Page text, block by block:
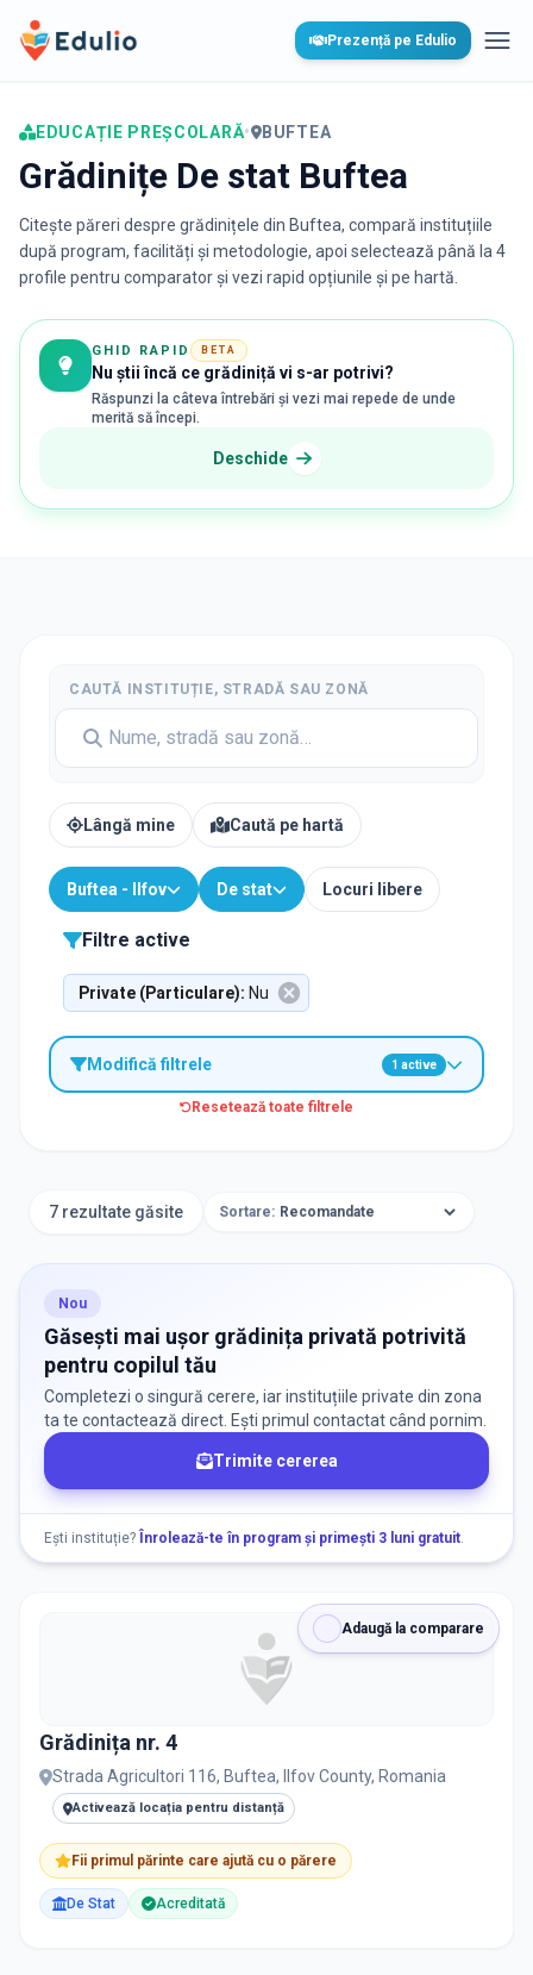
Edulio Prezență pe Edulio
EDUCAȚIE PREȘCOLARĂ• BUFTEA
Grădinițe De stat Buftea
Citește păreri despre grădinițele din Buftea, compară instituțiile
după program, facilități și metodologie, apoi selectează până la 4
profile pentru comparator și vezi rapid opțiunile și pe hartă.
GHID RAPID BETA
Nu știi încă ce grădiniță vi s-ar potrivi?
Răspunzi la câteva întrebări și vezi mai repede de unde
merită să începi.
Deschide
CAUTĂ INSTITUȚIE, STRADĂ SAU ZONĂ
Lângă mine Caută pe hartă
Buftea - Ilfov De stat Locuri libere
Filtre active
Private (Particulare): Nu
Modifică filtrele 1 active
Resetează toate filtrele
Nu există informații despre locuri libere
Nu există informații despre job-uri
PRIVAT / DE STAT
Toate Private De stat
7 rezultate găsite Sortare:
Nou
Găsești mai ușor grădinița privată potrivită
pentru copilul tău
Completezi o singură cerere, iar instituțiile private din zona
ta te contactează direct. Ești primul contactat când pornim.
Trimite cererea
Ești instituție? Înrolează-te în program și primești 3 luni gratuit.
Adaugă la comparare
Grădinița nr. 4
Strada Agricultori 116, Buftea, Ilfov County, Romania
Activează locația pentru distanță
Fii primul părinte care ajută cu o părere
De Stat Acreditată